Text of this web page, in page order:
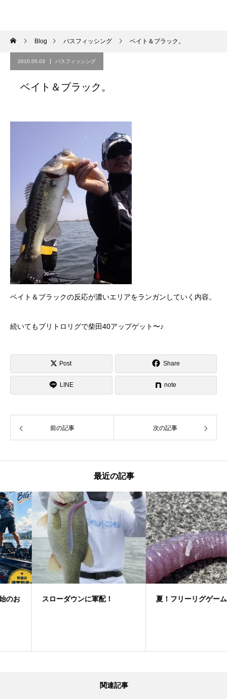
Blog バスフィッシング ベイト＆ブラック。
2010.05.03 バスフィッシング
ベイト＆ブラック。
ベイト＆ブラックの反応が濃いエリアをランガンしていく内容。
続いてもブリトロリグで柴田40アップゲット〜♪
Post Share
LINE note
前の記事 次の記事
最近の記事
スローダウンに軍配！ 夏！フリーリグゲーム
関連記事